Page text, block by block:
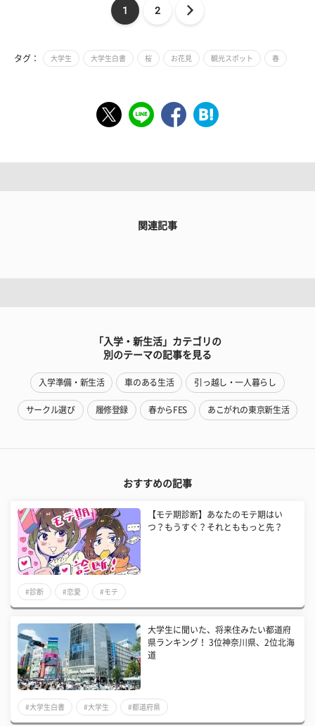
1 2
タグ： 大学生 大学生白書 桜 お花見 観光スポット 春
関連記事
「入学・新生活」カテゴリの
別のテーマの記事を見る
入学準備・新生活 車のある生活 引っ越し・一人暮らし
サークル選び 履修登録 春からFES あこがれの東京新生活
おすすめの記事
【モテ期診断】あなたのモテ期はい
つ？もうすぐ？それとももっと先？
#診断 #恋愛 #モテ
大学生に聞いた、将来住みたい都道府
県ランキング！ 3位神奈川県、2位北海
道
#大学生白書 #大学生 #都道府県